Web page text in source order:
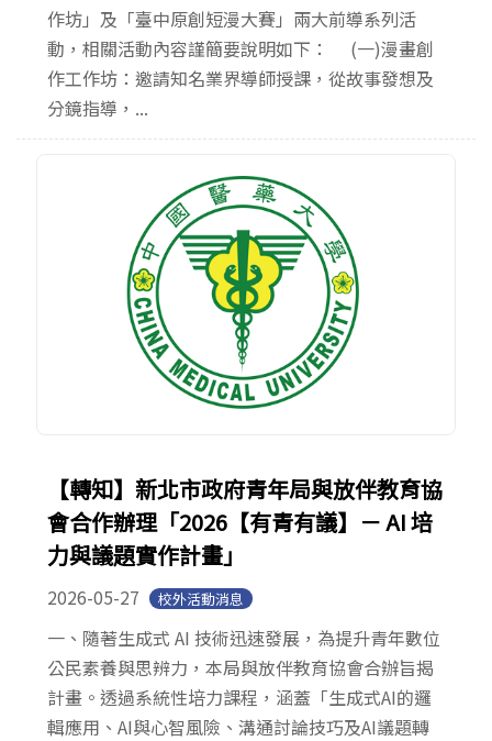
作坊」及「臺中原創短漫大賽」兩大前導系列活
動，相關活動內容謹簡要說明如下： (一)漫畫創
作工作坊：邀請知名業界導師授課，從故事發想及
分鏡指導，...
【轉知】新北市政府青年局與放伴教育協
會合作辦理「2026【有青有議】－ AI 培
力與議題實作計畫」
2026-05-27 校外活動消息
一、隨著生成式 AI 技術迅速發展，為提升青年數位
公民素養與思辨力，本局與放伴教育協會合辦旨揭
計畫。透過系統性培力課程，涵蓋「生成式AI的邏
輯應用、AI與心智風險、溝通討論技巧及AI議題轉